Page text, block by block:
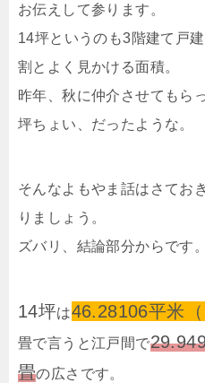
お伝えして参ります。
14坪というのも3階建て戸
割とよく見かける面積。
昨年、秋に仲介させてもら
坪ちょい、だったような。
そんなよもやま話はさてお
りましょう。
ズバリ、結論部分からです。
14坪は46.28106平米（
畳で言うと江戸間で
畳の広さです。